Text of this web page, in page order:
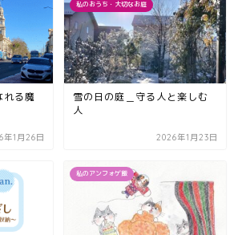
れる魔
年1月26日
私のおうち・大切なお庭
雪の日の庭＿守る人と楽しむ
人
2026年1月23日
私のアンフォゲ飯